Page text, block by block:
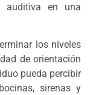
auditiva en una
los niveles
de orientación
pueda percibir
sirenas y